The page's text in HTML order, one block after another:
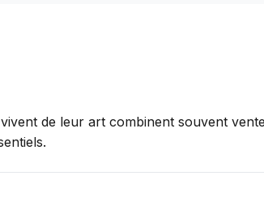
de leur art combinent souvent